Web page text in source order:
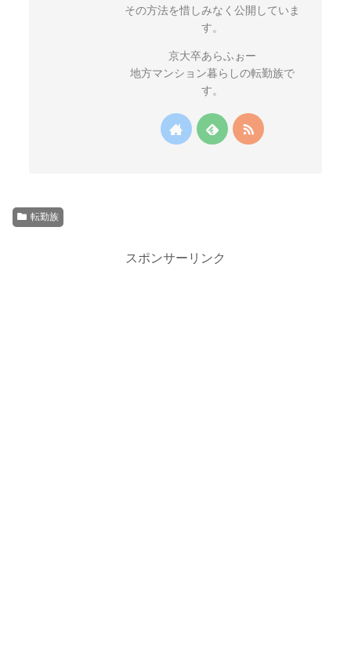
その方法を惜しみなく公開していま
す。
京大卒あらふぉー
地方マンション暮らしの転勤族で
す。
転勤族
スポンサーリンク